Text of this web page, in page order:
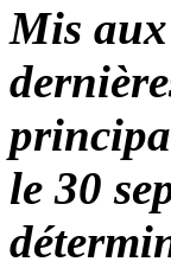
Mis
le 30